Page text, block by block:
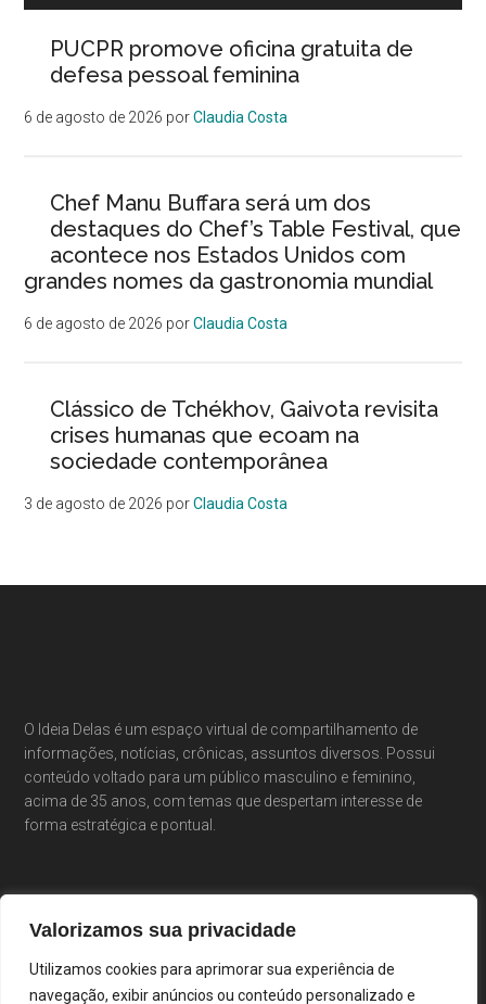
Valorizamos sua privacidade
Utilizamos cookies para aprimorar sua experiência de
navegação, exibir anúncios ou conteúdo personalizado e
PUCPR promove oficina gratuita de
defesa pessoal feminina
6 de agosto de 2026 porClaudia Costa
Chef Manu Buffara será um dos
destaques do Chef’s Table Festival, que
acontece nos Estados Unidos com
grandes nomes da gastronomia mundial
6 de agosto de 2026 porClaudia Costa
Clássico de Tchékhov, Gaivota revisita
crises humanas que ecoam na
sociedade contemporânea
3 de agosto de 2026 porClaudia Costa
O Ideia Delas é um espaço virtual de compartilhamento de
informações, notícias, crônicas, assuntos diversos. Possui
conteúdo voltado para um público masculino e feminino,
acima de 35 anos, com temas que despertam interesse de
forma estratégica e pontual.